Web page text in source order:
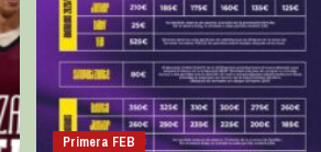
Primera FEB